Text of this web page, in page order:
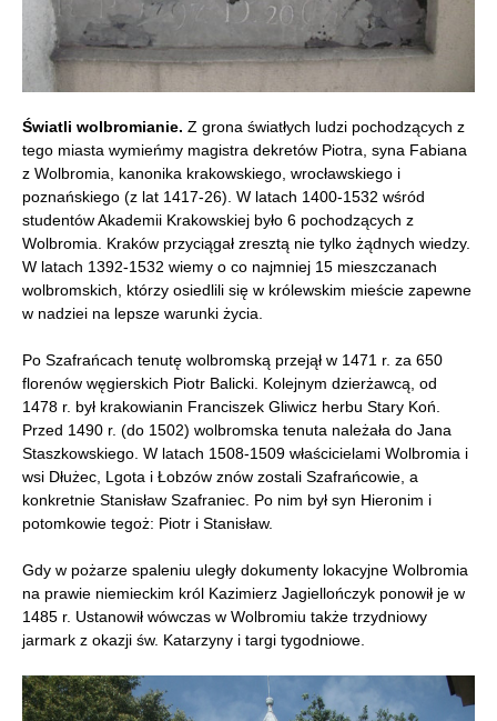
Światli wolbromianie. Z grona światłych ludzi pochodzących z
tego miasta wymieńmy magistra dekretów Piotra, syna Fabiana
z Wolbromia, kanonika krakowskiego, wrocławskiego i
poznańskiego (z lat 1417-26). W latach 1400-1532 wśród
studentów Akademii Krakowskiej było 6 pochodzących z
Wolbromia. Kraków przyciągał zresztą nie tylko żądnych wiedzy.
W latach 1392-1532 wiemy o co najmniej 15 mieszczanach
wolbromskich, którzy osiedlili się w królewskim mieście zapewne
w nadziei na lepsze warunki życia.
Po Szafrańcach tenutę wolbromską przejął w 1471 r. za 650
florenów węgierskich Piotr Balicki. Kolejnym dzierżawcą, od
1478 r. był krakowianin Franciszek Gliwicz herbu Stary Koń.
Przed 1490 r. (do 1502) wolbromska tenuta należała do Jana
Staszkowskiego. W latach 1508-1509 właścicielami Wolbromia i
wsi Dłużec, Lgota i Łobzów znów zostali Szafrańcowie, a
konkretnie Stanisław Szafraniec. Po nim był syn Hieronim i
potomkowie tegoż: Piotr i Stanisław.
Gdy w pożarze spaleniu uległy dokumenty lokacyjne Wolbromia
na prawie niemieckim król Kazimierz Jagiellończyk ponowił je w
1485 r. Ustanowił wówczas w Wolbromiu także trzydniowy
jarmark z okazji św. Katarzyny i targi tygodniowe.